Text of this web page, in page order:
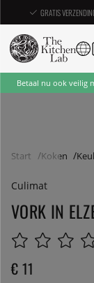
GRATIS
Betaal nu ook veilig
Start Koken
Culimat
VORK IN
€ 11